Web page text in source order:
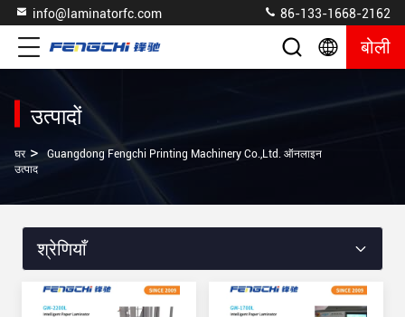
info@laminatorfc.com 86-133-1668-2162
बोली
उत्पादों
घर >
Guangdong Fengchi Printing Machinery Co.,Ltd. ऑनलाइन
उत्पाद
श्रेणियाँ